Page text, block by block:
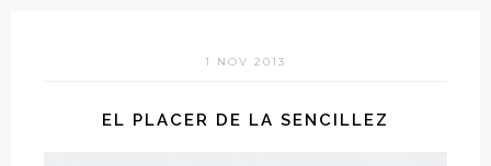
1 NOV 2013
EL PLACER DE LA SENCILLEZ